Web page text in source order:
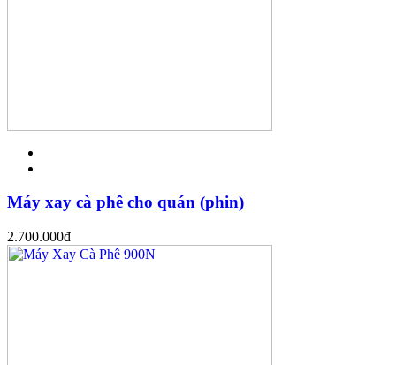
Máy xay cà phê cho quán (phin)
2.700.000đ